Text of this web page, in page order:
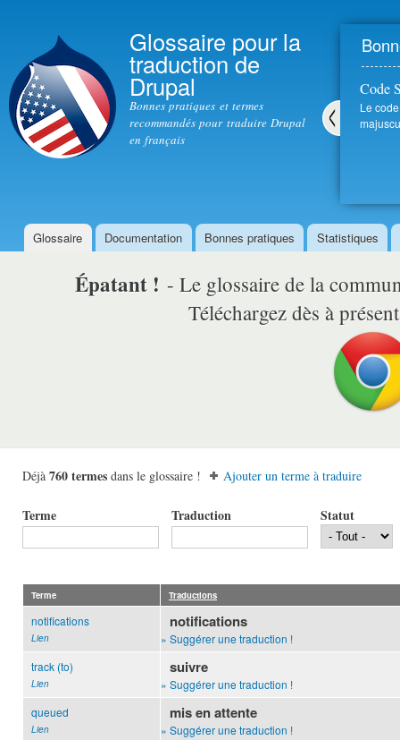
Glossaire pour la
traduction de
Drupal
Bonnes pratiques et termes
recommandés pour traduire Drupal
en français
Code
Le
Menu principal
Glossaire Documentation Bonnes pratiques Statistiques
Épatant ! - Le glossaire de la
Téléchargez dès à
Déjà 760 termes dans le glossaire ! Ajouter un terme à traduire
Terme Traduction Statut
Terme Traductions
notifications
Lien
notifications
» Suggérer une traduction !
track (to)
Lien
suivre
» Suggérer une traduction !
queued
Lien
mis en attente
» Suggérer une traduction !